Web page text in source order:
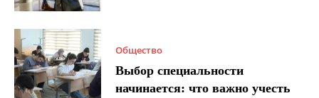
Общество
Выбор специальности
начинается: что важно учесть